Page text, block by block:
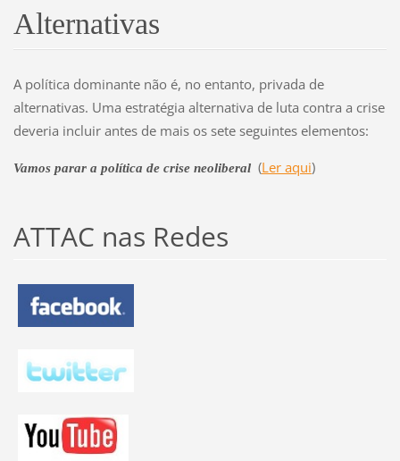
Alternativas
A política dominante não é, no entanto, privada de
alternativas. Uma estratégia alternativa de luta contra a crise
deveria incluir antes de mais os sete seguintes elementos:
Vamos parar a política de crise neoliberal (Ler aqui)
ATTAC nas Redes